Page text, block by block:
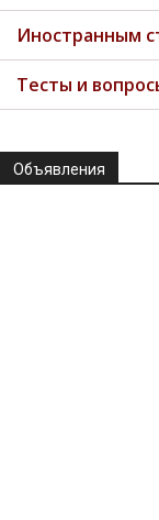
Иностранным
Тесты и
Объявления